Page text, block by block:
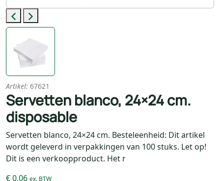
Previous
Next
Artikel: 67621
Servetten blanco, 24×24 cm.
disposable
Servetten blanco, 24×24 cm. Besteleenheid: Dit artikel
wordt geleverd in verpakkingen van 100 stuks. Let op!
Dit is een verkoopproduct. Het r
€ 0,06